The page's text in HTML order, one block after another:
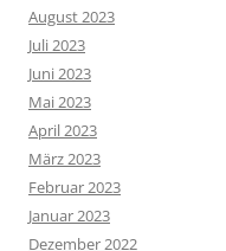
August 2023
Juli 2023
Juni 2023
Mai 2023
April 2023
März 2023
Februar 2023
Januar 2023
Dezember 2022